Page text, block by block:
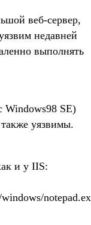
веб-сервер,
недавней
выполнять
Windows98 SE)
уязвимы.
и у IIS: